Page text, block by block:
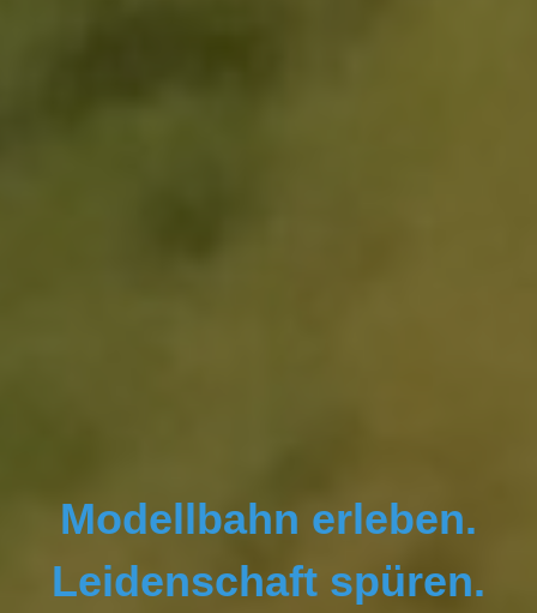
Modellbahn erleben.
Leidenschaft spüren.